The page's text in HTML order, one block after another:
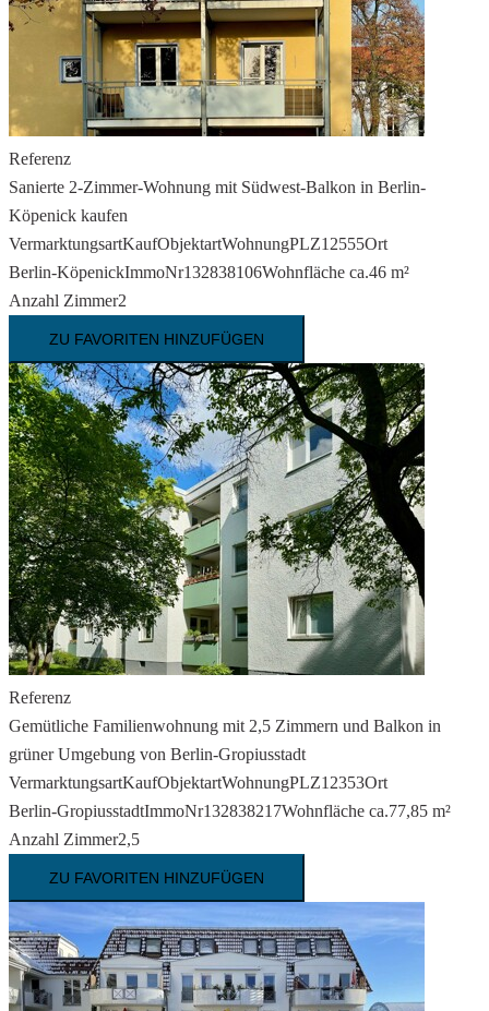
Referenz
Sanierte 2-Zimmer-Wohnung mit Südwest-Balkon in Berlin-
Köpenick kaufen
VermarktungsartKaufObjektartWohnungPLZ12555Ort
Berlin-KöpenickImmoNr132838106Wohnfläche ca.46 m²
Anzahl Zimmer2
ZU FAVORITEN HINZUFÜGEN
Referenz
Gemütliche Familienwohnung mit 2,5 Zimmern und Balkon in
grüner Umgebung von Berlin-Gropiusstadt
VermarktungsartKaufObjektartWohnungPLZ12353Ort
Berlin-GropiusstadtImmoNr132838217Wohnfläche ca.77,85 m²
Anzahl Zimmer2,5
ZU FAVORITEN HINZUFÜGEN